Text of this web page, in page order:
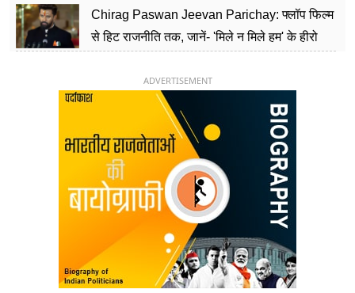
Chirag Paswan Jeevan Parichay: फ्लॉप फिल्म
से हिट राजनीति तक, जानें- 'मिले न मिले हम' के हीरो
ADVERTISEMENT